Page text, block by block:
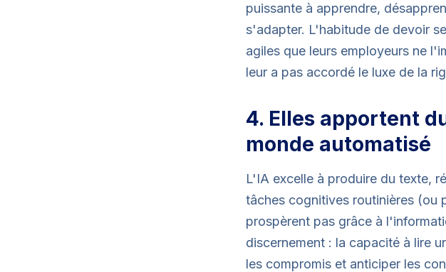
puissante à apprendre,
s'adapter. L'habitude de devoir
agiles que leurs employeurs ne
leur a pas accordé le luxe de la
4. Elles apportent
monde automatisé
L'IA excelle à produire du texte,
tâches cognitives routinières (ou
prospèrent pas grâce à
discernement : la capacité à lire
les compromis et anticiper les